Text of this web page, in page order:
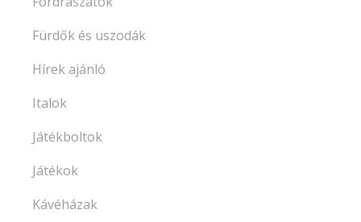
Fürdők és uszodák
Hírek ajánló
Italok
Játékboltok
Játékok
Kávéházak